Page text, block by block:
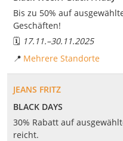
Bis zu 50% auf
Geschäften!
🗓️ 17.11.–30.11.2025
📍 Mehrere Standorte
JEANS FRITZ
BLACK DAYS
30% Rabatt auf
reicht.